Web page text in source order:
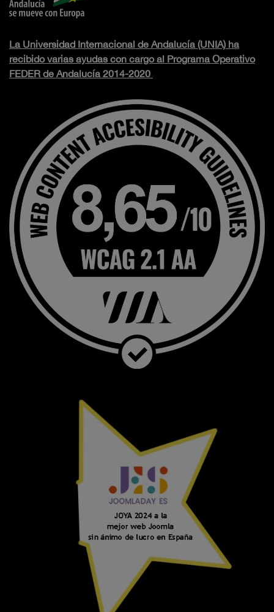
La Universidad Internacional de Andalucía (UNIA) ha
recibido varias ayudas con cargo al Programa Operativo
FEDER de Andalucía 2014-2020